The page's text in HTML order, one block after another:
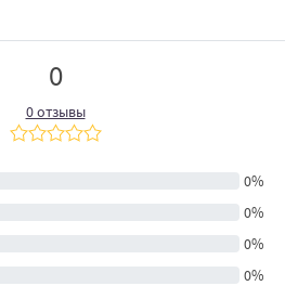
0
0 отзывы
0%
0%
0%
0%